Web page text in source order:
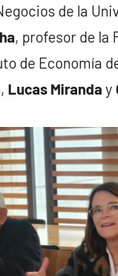
de la
, profesor de la
de Economía
, Lucas Miranda y